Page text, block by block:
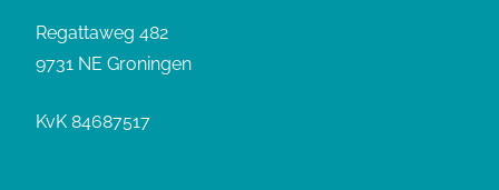
Regattaweg 482
9731 NE Groningen
KvK 84687517